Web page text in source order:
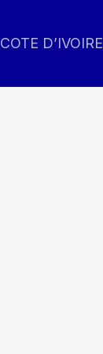
COTE D’IVOIRE